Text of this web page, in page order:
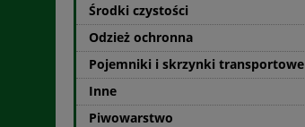
Środki czystości
Odzież ochronna
Pojemniki i skrzynki transportowe
Inne
Piwowarstwo